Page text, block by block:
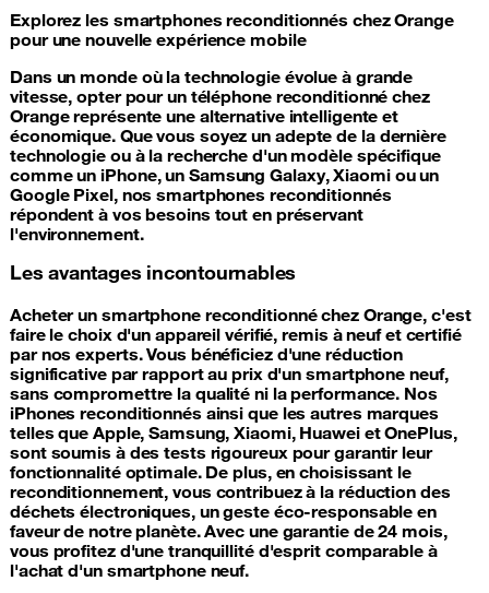
Explorez les smartphones reconditionnés chez Orange
pour une nouvelle expérience mobile
Dans un monde où la technologie évolue à grande
vitesse, opter pour un téléphone reconditionné chez
Orange représente une alternative intelligente et
économique. Que vous soyez un adepte de la dernière
technologie ou à la recherche d'un modèle spécifique
comme un iPhone, un Samsung Galaxy, Xiaomi ou un
Google Pixel, nos smartphones reconditionnés
répondent à vos besoins tout en préservant
l'environnement.
Les avantages incontournables
Acheter un smartphone reconditionné chez Orange, c'est
faire le choix d'un appareil vérifié, remis à neuf et certifié
par nos experts. Vous bénéficiez d'une réduction
significative par rapport au prix d'un smartphone neuf,
sans compromettre la qualité ni la performance. Nos
iPhones reconditionnés ainsi que les autres marques
telles que Apple, Samsung, Xiaomi, Huawei et OnePlus,
sont soumis à des tests rigoureux pour garantir leur
fonctionnalité optimale. De plus, en choisissant le
reconditionnement, vous contribuez à la réduction des
déchets électroniques, un geste éco-responsable en
faveur de notre planète. Avec une garantie de 24 mois,
vous profitez d'une tranquillité d'esprit comparable à
l'achat d'un smartphone neuf.